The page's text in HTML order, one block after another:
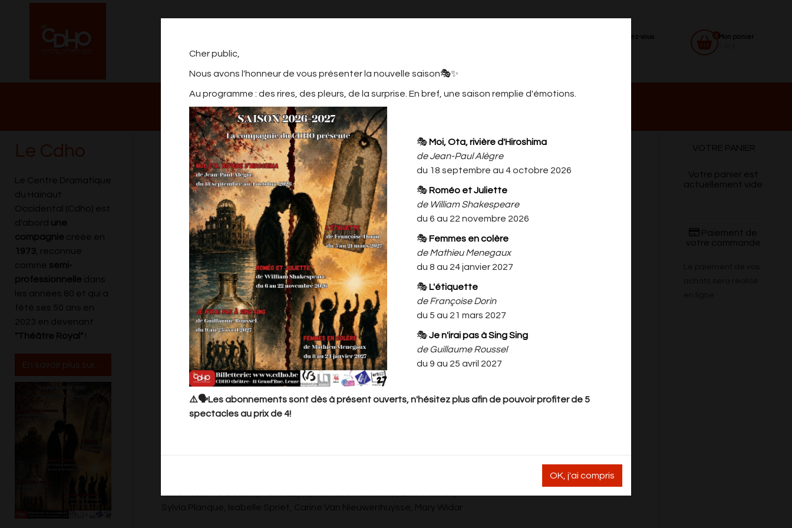
Cher public,
Nous avons l'honneur de vous présenter la nouvelle saison🎭✨
Au programme : des rires, des pleurs, de la surprise. En bref, une saison remplie d'émotions.
🎭 Moi, Ota, rivière d'Hiroshima
de Jean-Paul Alègre
du 18 septembre au 4 octobre 2026
🎭 Roméo et Juliette
de William Shakespeare
du 6 au 22 novembre 2026
🎭 Femmes en colère
de Mathieu Menegaux
du 8 au 24 janvier 2027
🎭 L'étiquette
de Françoise Dorin
du 5 au 21 mars 2027
🎭Je n'irai pas à Sing Sing
de Guillaume Roussel
du 9 au 25 avril 2027
⚠️🗣️Les abonnements sont dès à présent ouverts, n'hésitez plus afin de pouvoir profiter de 5
spectacles au prix de 4!
OK, j'ai compris
Identifiez-vous 0 Mon panier
NOTRE PROGRAMMATION
2026/2027
LE CDHO, C'EST AUSSI ...
L'ACTU DU
Le Cdho
Le Centre Dramatique
du Hainaut
Occidental (Cdho) est
d'abord une
compagnie créée en
1973 , reconnue
comme semi-
professionnelle dans
les années 80 et qui a
fêté ses 50 ans en
2023 en devenant
"Théâtre Royal" !
HUIT FEMMES
« Le coupable est forcément une
de nous. » (Gaby)
Noël 1957.
Dans un manoir bourgeois isolé, les
retrouvailles familiales tournent au
drame : le
maître de maison est retrouvé
assassinné, un poignard dans le
dos.
Huit femmes présentes, huit
secrets très jalousement gardés
et une vérité à
déterrer.
Car toutes ont des raisons de
l’avoir éliminé. L’enquête tourne au drame pour un
VOTRE PANIER
Votre panier est
actuellement vide
Paiement de
votre commande